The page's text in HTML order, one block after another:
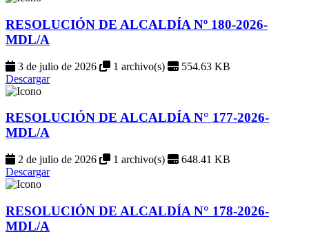
RESOLUCIÓN DE ALCALDÍA Nº 180-2026-
MDL/A
3 de julio de 2026 1 archivo(s)
554.63 KB
Descargar
RESOLUCIÓN DE ALCALDÍA N° 177-2026-
MDL/A
2 de julio de 2026 1 archivo(s)
648.41 KB
Descargar
RESOLUCIÓN DE ALCALDÍA N° 178-2026-
MDL/A